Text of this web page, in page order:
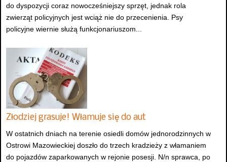
do dyspozycji coraz nowocześniejszy sprzęt, jednak rola
zwierząt policyjnych jest wciąż nie do przecenienia. Psy
policyjne wiernie służą funkcjonariuszom...
Złodziej grasuje! Włamuje się do aut
W ostatnich dniach na terenie osiedli domów jednorodzinnych w
Ostrowi Mazowieckiej doszło do trzech kradzieży z włamaniem
do pojazdów zaparkowanych w rejonie posesji. N/n sprawca, po